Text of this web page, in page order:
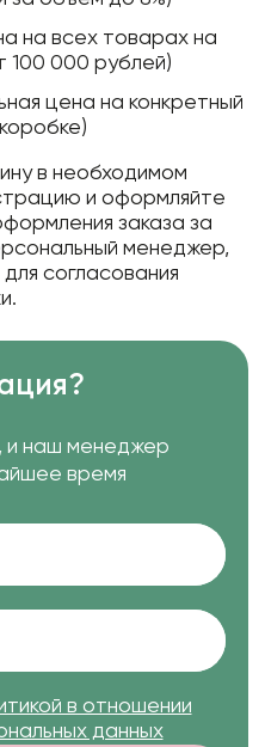
на всех товарах на
100 000 рублей)
цена на конкретный
в необходимом
и оформляйте
заказа за
менеджер,
согласования
и наш менеджер
время
в отношении
данных